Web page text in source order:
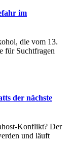
im
die vom 13.
für Suchtfragen
der nächste
Konflikt? Der
und läuft